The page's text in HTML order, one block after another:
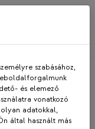
szabásához,
és elemező
vonatkozó
adatokkal,
által használt más